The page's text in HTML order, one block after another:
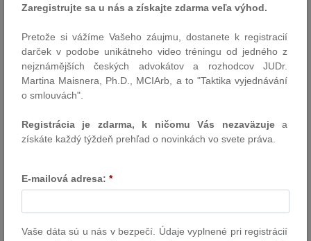
AML a pokuty
Práva a povinnosti právnických osôb a fyzických osôb pri
predchádzaní a odhaľovaní legalizácie príjmov z trestnej činnosti
upravené v zákone č. 297/2008 Z. z. o ochrane pred legalizáciou
príjmov z trestnej činnosti a o ochrane pred financovaním
neskorších predpisov (ďalej len „AML…
Autor: Mgr. Katarína Dandárová, LL. M. (SEMANČÍN & PARTNERS)
Európsky súd pre ľudské práva rozhodol o
porušení práva odsúdeného na prístup k
Zaregistrujte sa u nás a získajte zdarma veľa výhod.
Pretože si vážíme Vašeho záujmu, dostanete k registracií
darček v podobe unikátneho video tréningu od jedného z
nejznámějších českých advokátov a rozhodcov JUDr.
Martina Maisnera, Ph.D., MCIArb, a to "Taktika vyjednávání
o smlouvách".
Registrácia je zdarma, k ničomu Vás nezaväzujea
získáte každý týždeň prehľad o novinkách vo svete práva.
E-mailová adresa: *
Vaše dáta sú u nás v bezpečí. Údaje vyplnené pri registrácií